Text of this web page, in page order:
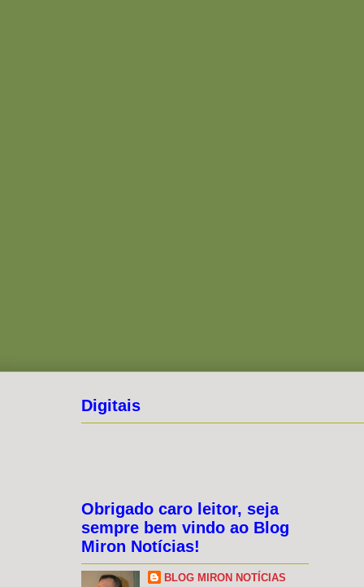
Digitais
Obrigado caro leitor, seja
sempre bem vindo ao Blog
Miron Notícias!
BLOG MIRON NOTÍCIAS